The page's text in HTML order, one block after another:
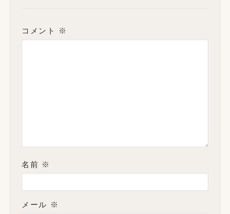
コメント ※
名前 ※
メール ※